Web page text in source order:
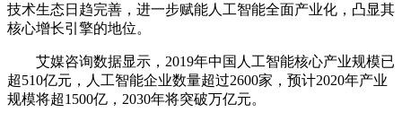
技术生态日趋完善，进一步赋能人工智能全面产业化，凸显其
核心增长引擎的地位。
艾媒咨询数据显示，2019年中国人工智能核心产业规模已
超510亿元，人工智能企业数量超过2600家，预计2020年产业
规模将超1500亿，2030年将突破万亿元。